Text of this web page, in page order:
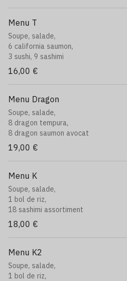
Menu T
Soupe, salade,
6 california saumon,
3 sushi, 9 sashimi
16,00 €
Menu Dragon
Soupe, salade,
8 dragon tempura,
8 dragon saumon avocat
19,00 €
Menu K
Soupe, salade,
1 bol de riz,
18 sashimi assortiment
18,00 €
Menu K2
Soupe, salade,
1 bol de riz,